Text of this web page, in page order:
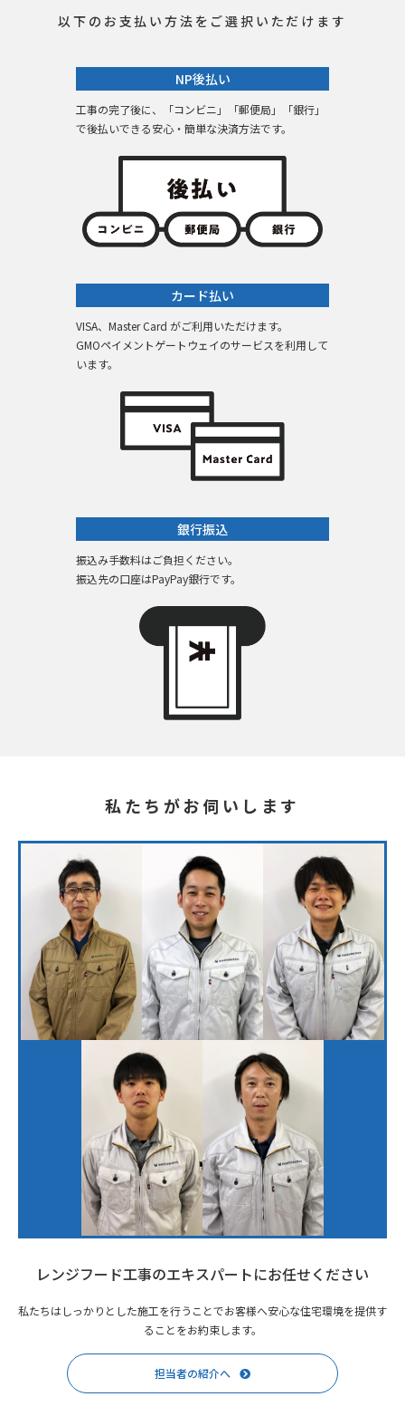
以下のお支払い方法をご選択いただけます
NP後払い
工事の完了後に、「コンビニ」「郵便局」「銀行」
で後払いできる安心・簡単な決済方法です。
カード払い
VISA、Master Card がご利用いただけます。
GMOペイメントゲートウェイのサービスを利用して
います。
銀行振込
振込み手数料はご負担ください。
振込先の口座はPayPay銀行です。
私たちがお伺いします
レンジフード工事のエキスパートにお任せください
私たちはしっかりとした施工を行うことでお客様へ安心な住宅環境を提供す
ることをお約束します。
担当者の紹介へ